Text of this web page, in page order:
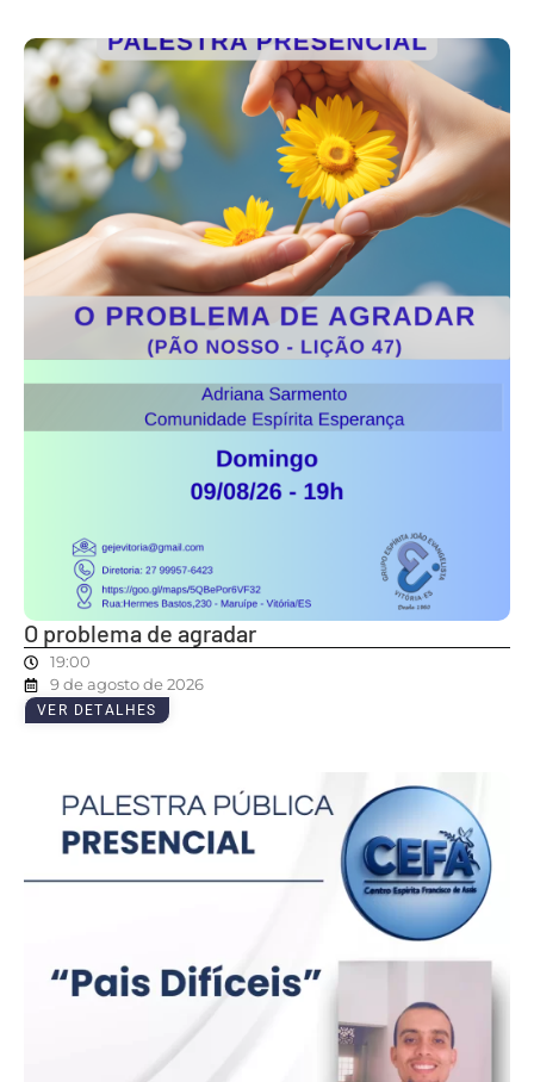
O problema de agradar
19:00
9 de agosto de 2026
VER DETALHES